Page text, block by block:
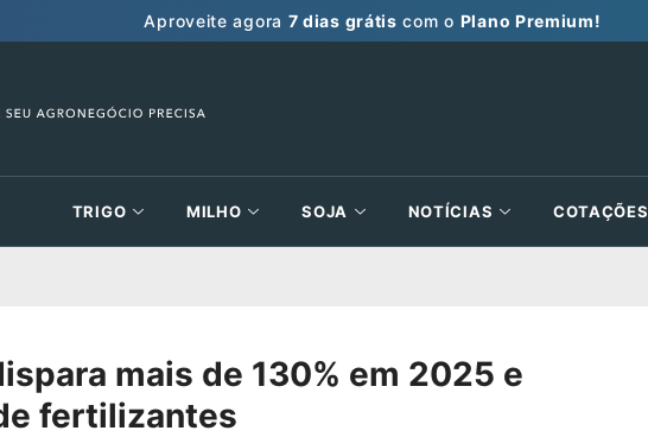
Aproveite agora 7 dias grátis com o Plano Premium!
TRIGO MILHO SOJA NOTÍCIAS COTAÇÕES
mais de 130% em 2025 e
fertilizantes